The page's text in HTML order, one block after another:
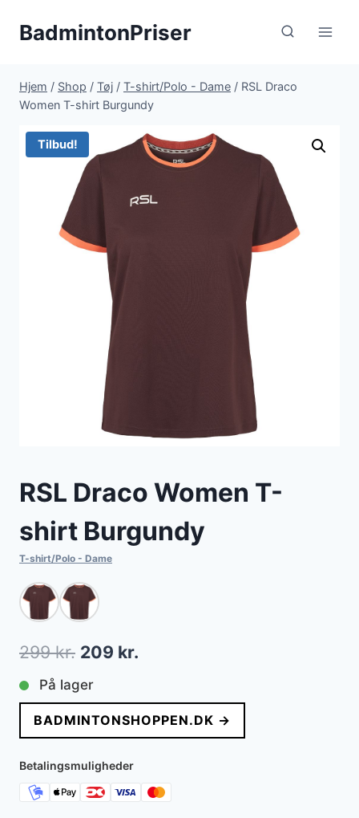
BadmintonPriser
Hjem / Shop / Tøj / T-shirt/Polo - Dame / RSL Draco
Women T-shirt Burgundy
Tilbud!
RSL Draco Women T-
shirt Burgundy
T-shirt/Polo - Dame
299kr. Den
oprindelige
pris
var:
299 kr..
209 kr.
pris
er:
På lager
BADMINTONSHOPPEN.DK →
Betalingsmuligheder